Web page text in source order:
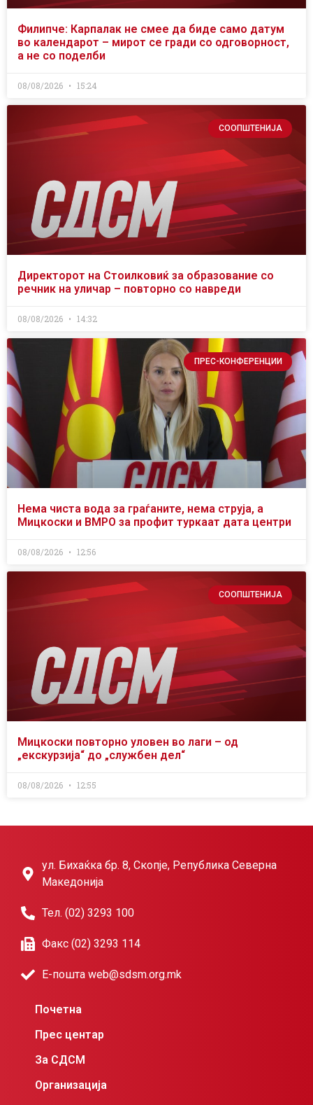
Филипче: Карпалак не смее да биде само датум
во календарот – мирот се гради со одговорност,
а не со поделби
08/08/2026 15:24
СООПШТЕНИЈА
Директорот на Стоилковиќ за образование со
речник на уличар – повторно со навреди
08/08/2026 14:32
ПРЕС-КОНФЕРЕНЦИИ
Нема чиста вода за граѓаните, нема струја, а
Мицкоски и ВМРО за профит туркаат дата центри
08/08/2026 12:56
СООПШТЕНИЈА
Мицкоски повторно уловен во лаги – од
„екскурзија“ до „службен дел“
08/08/2026 12:55
ул. Бихаќка бр. 8, Скопје, Република Северна
Македонија
Тел. (02) 3293 100
Факс (02) 3293 114
Е-пошта web@sdsm.org.mk
Почетна
Прес центар
За СДСМ
Организација